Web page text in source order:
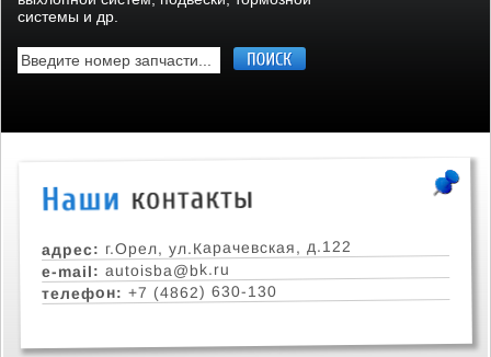
системы и др.
адрес: г.Орел, ул.Карачевская, д.122
e-mail: autoisba@bk.ru
телефон: +7 (4862) 630-130